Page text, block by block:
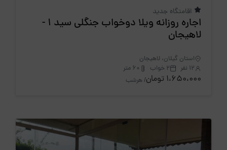
اقامتگاه جدید
اجاره روزانه ویلا دوخواب جنگلی سید 1 -
لاهیجان
استان گیلان، لاهیجان
12 نفر
2 خواب 60 متر
1،650،000 تومان / هرشب